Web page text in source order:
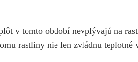
v tomto období nevplývajú na
rastliny nie len zvládnu teplotné